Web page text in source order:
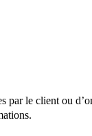
par le client ou